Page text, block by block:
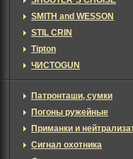
SMITH and WESSON
STIL CRIN
Tipton
ЧИСТОGUN
Патронташи, сумки
Погоны ружейные
Приманки и
Сигнал охотника